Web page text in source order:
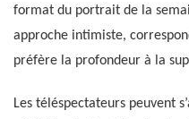
format du portrait de la
approche intimiste,
préfère la profondeur à la
Les téléspectateurs peuvent